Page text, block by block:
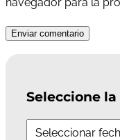
Enviar comentario
Seleccione